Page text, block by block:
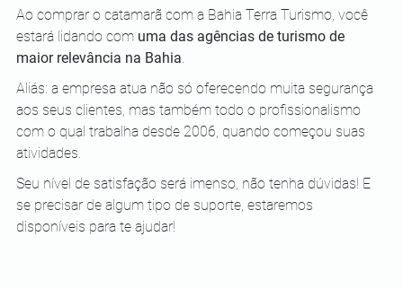
Ao comprar o catamarã com a Bahia Terra Turismo, você
estará lidando com uma das agências de turismo de
maior relevância na Bahia.
Aliás: a empresa atua não só oferecendo muita segurança
aos seus clientes, mas também todo o profissionalismo
com o qual trabalha desde 2006, quando começou suas
atividades.
Seu nível de satisfação será imenso, não tenha dúvidas! E
se precisar de algum tipo de suporte, estaremos
disponíveis para te ajudar!